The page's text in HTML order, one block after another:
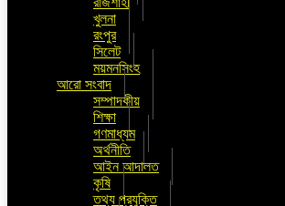
খুলনা
রংপুর
সিলেট
ময়মনসিংহ
আরো সংবাদ
সম্পাদকীয়
শিক্ষা
গণমাধ্যম
অর্থনীতি
আইন আদালত
কৃষি
তথ্য প্রযুক্তি